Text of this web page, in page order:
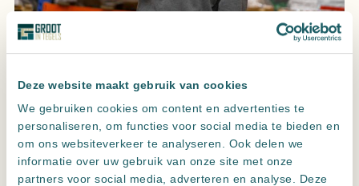
Deze website maakt gebruik van cookies
We gebruiken cookies om content en advertenties te
personaliseren, om functies voor social media te bieden en
om ons websiteverkeer te analyseren. Ook delen we
informatie over uw gebruik van onze site met onze
partners voor social media, adverteren en analyse. Deze
Bezoek onze showroom
We zien je graag in een van onze
showrooms!
Wil je de verhoudingen en oppervlaktes met eigen ogen
beoordelen? In onze vestigingen in Cuijk en Oss staan we klaar
om de opties naast elkaar te leggen, zodat jij de juiste beslissing
neemt voor jouw woning.